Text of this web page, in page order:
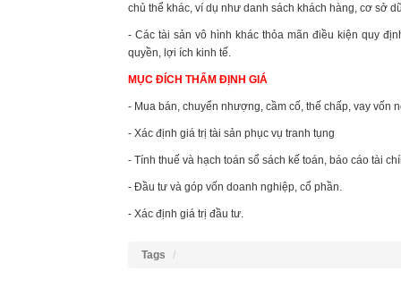
chủ thể khác, ví dụ như danh sách khách hàng, cơ sở
- Các tài sản vô hình khác thỏa mãn điều kiện quy
quyền, lợi ích kinh tế.
MỤC ĐÍCH THẨM ĐỊNH GIÁ
- Mua bán, chuyển nhượng, cầm cố, thế chấp, vay vốn
- Xác định giá trị tài sản phục vụ tranh tụng
- Tính thuế và hạch toán sổ sách kế toán, báo cáo tài
- Đầu tư và góp vốn doanh nghiệp, cổ phần.
- Xác định giá trị đầu tư.
Tags